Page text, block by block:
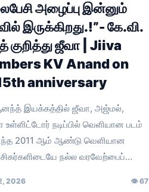
அழைப்பு இன்னும்
இருக்கிறது.!”- கே.வி.
ஜீவா | Jiiva
KV Anand on
anniversary
இயக்கத்தில் ஜீவா, அஜ்மல்,
உள்ளிட்டோர் நடிப்பில் வெளியான படம்
2011 ஆம் ஆண்டு வெளியான
நல்ல வரவேற்பைப்…
2026 👁67